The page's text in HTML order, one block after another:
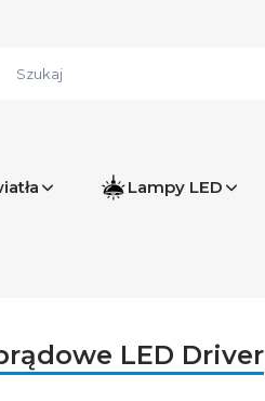
Lampy LED
LED Driver